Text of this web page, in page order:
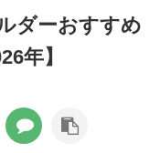
ダーおすすめ
年】